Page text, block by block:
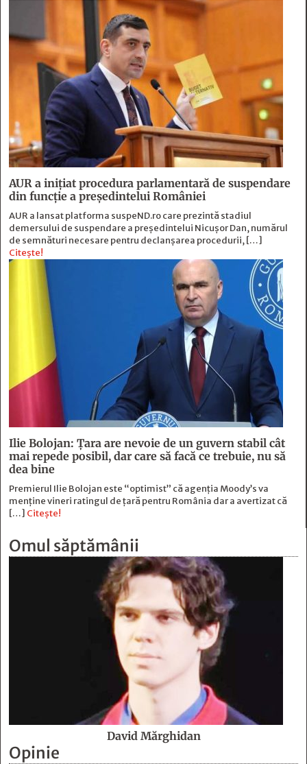
AUR a inițiat procedura parlamentară de suspendare
din funcție a președintelui României
AUR a lansat platforma suspeND.ro care prezintă stadiul
demersului de suspendare a președintelui Nicușor Dan, numărul
de semnături necesare pentru declanșarea procedurii, […]
Citește!
Ilie Bolojan: Țara are nevoie de un guvern stabil cât
mai repede posibil, dar care să facă ce trebuie, nu să
dea bine
Premierul Ilie Bolojan este “optimist” că agenția Moody’s va
menține vineri ratingul de țară pentru România dar a avertizat că
[…] Citește!
Omul săptămânii
David Mărghidan
Opinie